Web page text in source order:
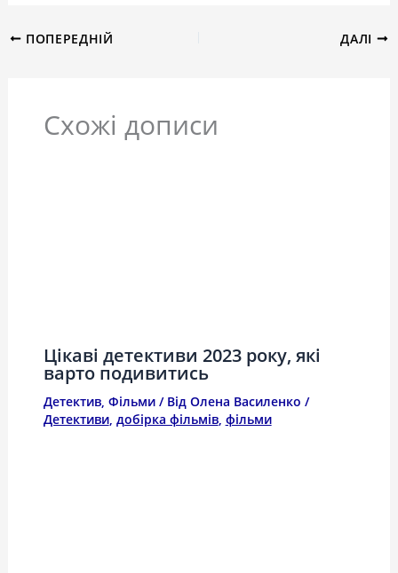
ПОПЕРЕДНІЙ ДАЛІ
Схожі дописи
Цікаві детективи 2023 року, які
варто подивитись
Детектив, Фільми/ Від Олена Василенко /
Детективи, добірка фільмів, фільми